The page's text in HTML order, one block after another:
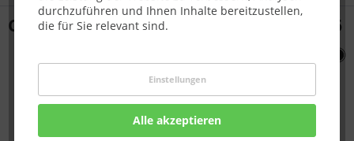
durchzuführen und Ihnen Inhalte bereitzustellen,
die für Sie relevant sind.
Einstellungen
Alle akzeptieren
CROSS BOTTOM BEAM PT450 #N525-0006